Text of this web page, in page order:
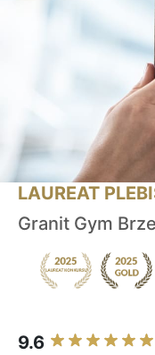
LAUREAT
Granit Gym
9.6